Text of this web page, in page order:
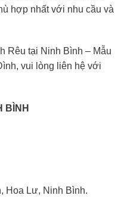
hợp nhất với nhu cầu và
Rêu tại Ninh Bình – Mẫu
vui lòng liên hệ với
BÌNH
Hoa Lư, Ninh Bình.